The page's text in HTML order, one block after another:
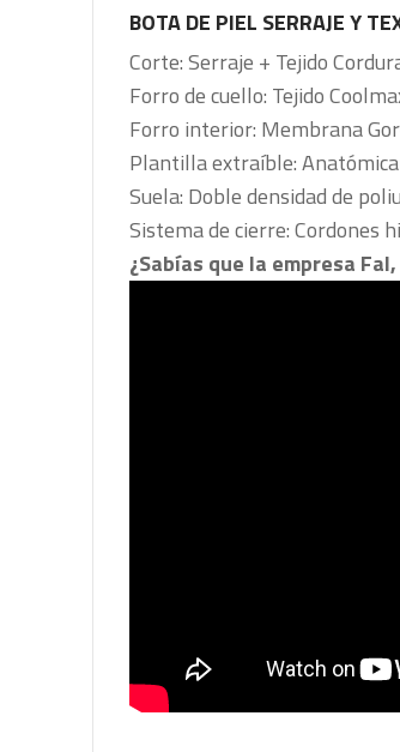
BOTA DE PIEL SERRAJE Y
Corte: Serraje + Tejido
Forro de cuello: Tejido
Forro interior: Membrana
Plantilla extraíble:
Suela: Doble densidad de
Sistema de cierre: Cordones
¿Sabías que la empresa